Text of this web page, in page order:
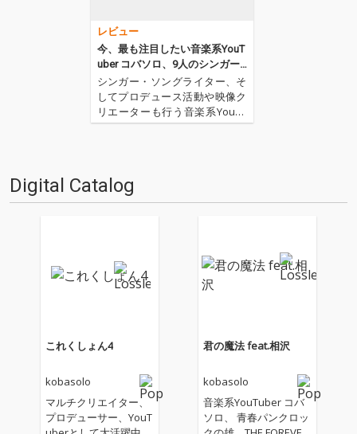
レビュー
今、最も注目したい音楽系YouT
uber コバソロ、9人のシンガー
とのカヴァー・ワークス第２弾
をリリース
シンガー・ソングライター、そ
してプロデュース活動や映像ク
リエーターも行う音楽系YouTu
berのコバソロが、女性シンガ
り交ぜたJ-POP、ミリオン・セ
ラーにもなったJ-RO…
Digital Catalog
これくしょん4
kobasolo
マルチクリエイター、
プロデューサー、YouT
君の魔法 feat.相沢
kobasolo
音楽系YouTuber コバ
ソロ、 青春パンクロッ